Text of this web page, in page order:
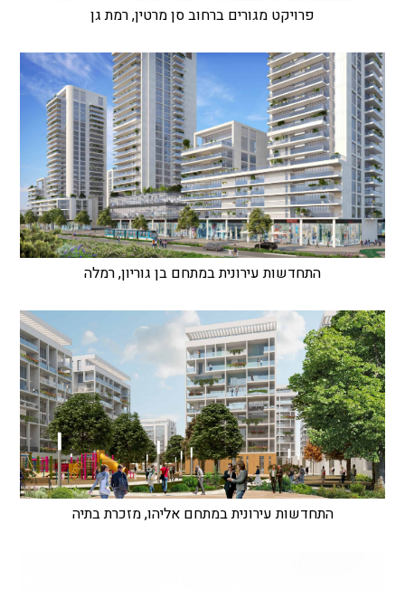
פרויקט מגורים ברחוב סן מרטין, רמת גן
התחדשות עירונית במתחם בן גוריון, רמלה
התחדשות עירונית במתחם אליהו, מזכרת בתיה